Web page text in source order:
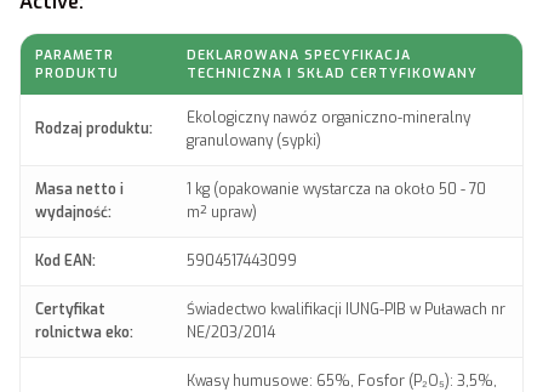
PARAMETR
PRODUKTU
DEKLAROWANA SPECYFIKACJA
TECHNICZNA I SKŁAD CERTYFIKOWANY
Rodzaj produktu:
Ekologiczny nawóz organiczno-mineralny
granulowany (sypki)
Masa netto i
wydajność:
1 kg (opakowanie wystarcza na około 50 - 70
m² upraw)
Kod EAN: 5904517443099
Certyfikat
rolnictwa eko:
Świadectwo kwalifikacji IUNG-PIB w Puławach nr
NE/203/2014
Kwasy humusowe: 65%, Fosfor (P₂O₅): 3,5%,